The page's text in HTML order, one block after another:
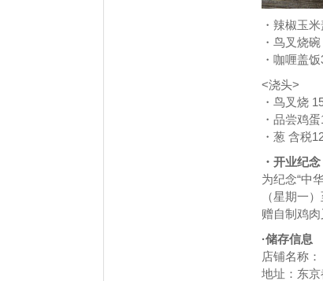
・辣椒玉
・鸟叉烧
・咖喱盖
<浇头>
・鸟叉烧
・品尝鸡
・葱 含税
・开业纪
为纪念“中
（星期一
赠自制鸡肉
·储存信息
店铺名称
地址：东京